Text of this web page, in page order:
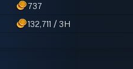
737
132,711 / 3H